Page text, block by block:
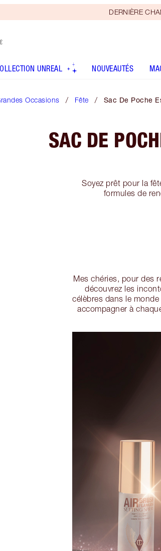
DERNIÈRE
UNREAL NOUVEAUTÉS
Occasions Fête Sac De Poche
SAC DE
Soyez prêt pour la
formules de
Mes chéries, pour des
découvrez les
célèbres dans le
accompagner à